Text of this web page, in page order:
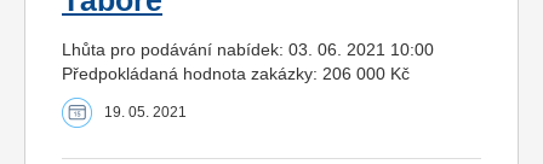
Lhůta pro podávání nabídek: 03. 06. 2021 10:00
Předpokládaná hodnota zakázky: 206 000 Kč
19. 05. 2021